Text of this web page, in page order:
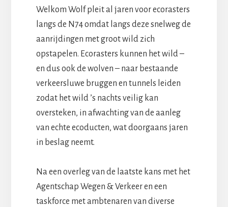
Welkom Wolf pleit al jaren voor ecorasters
langs de N74 omdat langs deze snelweg de
aanrijdingen met groot wild zich
opstapelen. Ecorasters kunnen het wild –
en dus ook de wolven – naar bestaande
verkeersluwe bruggen en tunnels leiden
zodat het wild ’s nachts veilig kan
oversteken, in afwachting van de aanleg
van echte ecoducten, wat doorgaans jaren
in beslag neemt.
Na een overleg van de laatste kans met het
Agentschap Wegen & Verkeer en een
taskforce met ambtenaren van diverse